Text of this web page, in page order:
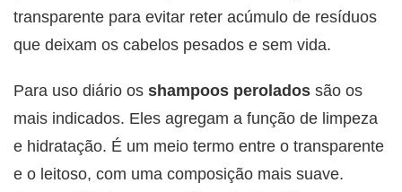
transparente para evitar reter acúmulo de resíduos
que deixam os cabelos pesados e sem vida.
Para uso diário os shampoos perolados são os
mais indicados. Eles agregam a função de limpeza
e hidratação. É um meio termo entre o transparente
e o leitoso, com uma composição mais suave.